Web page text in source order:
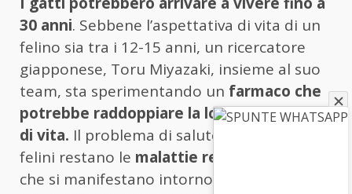
30 anni. Sebbene l’aspettativa di vita di un
felino sia tra i 12-15 anni, un ricercatore
giapponese, Toru Miyazaki, insieme al suo
team, sta sperimentando un farmaco che
potrebbe raddoppiare la loro aspettativa
di vita. Il problema di salute principale per i
felini restano le malattie renali croniche
che si manifestano intorno ai 10 anni di